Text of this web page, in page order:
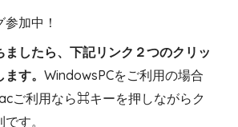
加中！
ましたら、下記リンク２つのクリッ
す。 WindowsPCをご利用の場合
ご利用なら⌘キーを押しながらク
す。